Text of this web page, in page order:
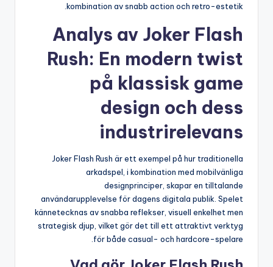
kombination av snabb action och retro-estetik.
Analys av Joker Flash
Rush: En modern twist
på klassisk game
design och dess
industrirelevans
Joker Flash Rush är ett exempel på hur traditionella
arkadspel, i kombination med mobilvänliga
designprinciper, skapar en tilltalande
användarupplevelse för dagens digitala publik. Spelet
kännetecknas av snabba reflekser, visuell enkelhet men
strategisk djup, vilket gör det till ett attraktivt verktyg
för både casual- och hardcore-spelare.